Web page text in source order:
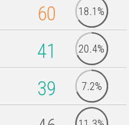
60 18.1%
41 20.4%
39 7.2%